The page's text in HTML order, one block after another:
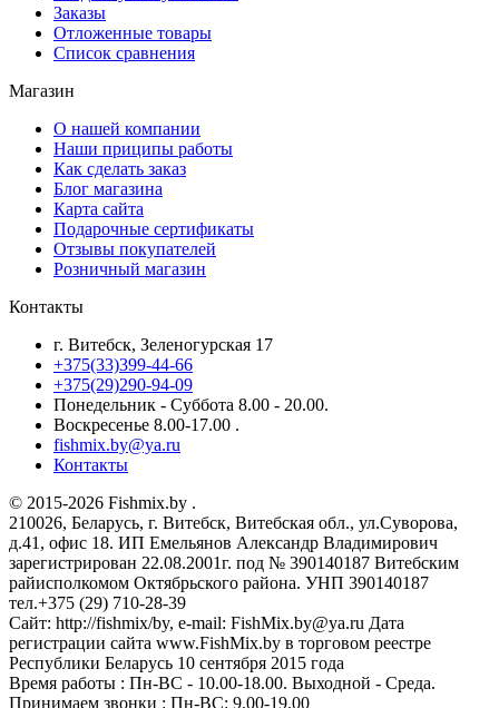
Заказы
Отложенные товары
Список сравнения
Магазин
О нашей компании
Наши приципы работы
Как сделать заказ
Блог магазина
Карта сайта
Подарочные сертификаты
Отзывы покупателей
Розничный магазин
Контакты
г. Витебск, Зеленогурская 17
+375(33)399-44-66
+375(29)290-94-09
Понедельник - Суббота 8.00 - 20.00.
Воскресенье 8.00-17.00 .
fishmix.by@ya.ru
Контакты
© 2015-2026 Fishmix.by .
210026, Беларусь, г. Витебск, Витебская обл., ул.Суворова,
д.41, офис 18. ИП Емельянов Александр Владимирович
зарегистрирован 22.08.2001г. под № 390140187 Витебским
райисполкомом Октябрьского района. УНП 390140187
тел.+375 (29) 710-28-39
Сайт: http://fishmix/by, e-mail: FishMix.by@ya.ru Дата
регистрации сайта www.FishMix.by в торговом реестре
Республики Беларусь 10 сентября 2015 года
Время работы : Пн-ВС - 10.00-18.00. Выходной - Среда.
Принимаем звонки : Пн-ВС: 9.00-19.00